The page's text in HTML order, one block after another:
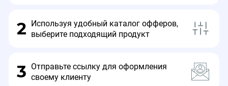
2 Используя удобный каталог офферов,
выберите подходящий продукт
3 Отправьте ссылку для оформления
своему клиенту